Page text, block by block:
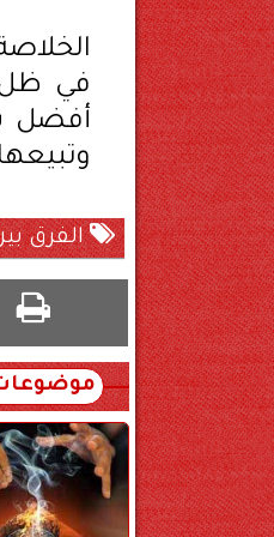
في ظل
أفضل
الفرق